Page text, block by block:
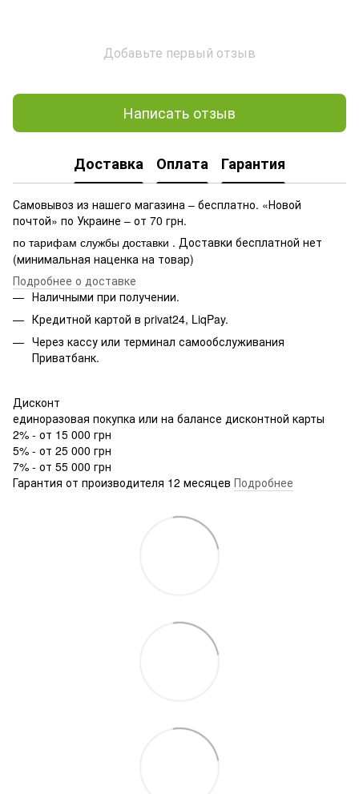
Добавьте первый отзыв
Написать отзыв
Доставка Оплата Гарантия
Самовывоз из нашего магазина – бесплатно. «Новой
почтой» по Украине – от 70 грн.
по тарифам службы доставки . Доставки бесплатной нет
(минимальная наценка на товар)
Подробнее о доставке
Наличными при получении.
Кредитной картой в privat24, LiqPay.
Через кассу или терминал самообслуживания
Приватбанк.
Дисконт
единоразовая покупка или на балансе дисконтной карты
2% - от 15 000 грн
5% - от 25 000 грн
7% - от 55 000 грн
Гарантия от производителя 12 месяцев Подробнее